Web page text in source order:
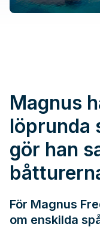
Magnus
löprunda
gör han
För Magnus
om enskilda